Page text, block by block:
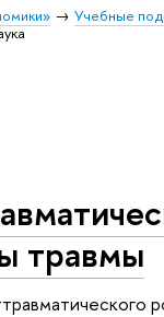
Учебные
травмы